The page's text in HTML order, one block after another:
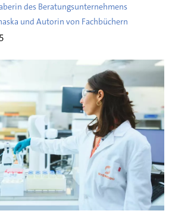
des Beratungsunternehmens
und Autorin von Fachbüchern